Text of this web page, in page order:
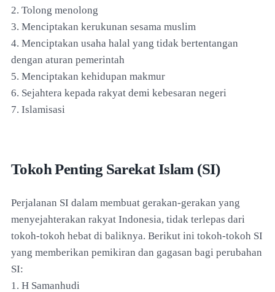
2. Tolong menolong
3. Menciptakan kerukunan sesama muslim
4. Menciptakan usaha halal yang tidak bertentangan
dengan aturan pemerintah
5. Menciptakan kehidupan makmur
6. Sejahtera kepada rakyat demi kebesaran negeri
7. Islamisasi
Tokoh Penting Sarekat Islam (SI)
Perjalanan SI dalam membuat gerakan-gerakan yang
menyejahterakan rakyat Indonesia, tidak terlepas dari
tokoh-tokoh hebat di baliknya. Berikut ini tokoh-tokoh SI
yang memberikan pemikiran dan gagasan bagi perubahan
SI:
1. H Samanhudi